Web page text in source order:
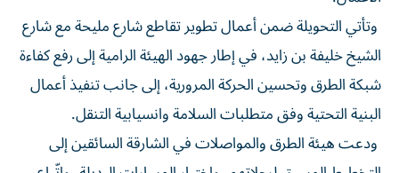
وتأتي التحويلة ضمن أعمال تطوير تقاطع شارع مليحة مع شارع
الشيخ خليفة بن زايد، في إطار جهود الهيئة الرامية إلى رفع كفاءة
شبكة الطرق وتحسين الحركة المرورية، إلى جانب تنفيذ أعمال
البنية التحتية وفق متطلبات السلامة وانسيابية التنقل.
ودعت هيئة الطرق والمواصلات في الشارقة السائقين إلى